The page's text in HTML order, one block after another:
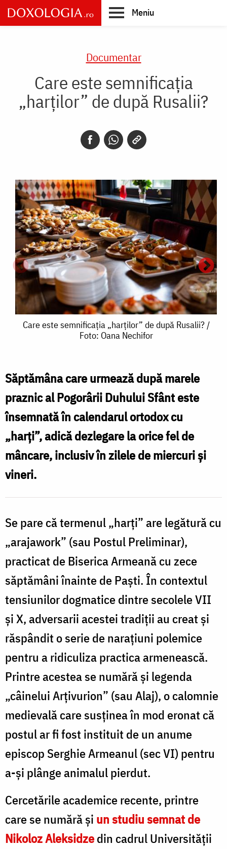
Skip
to
main
Meniu
Documentar
Care este semnificația
„harților” de după Rusalii?
Care
„harților”
de
după
Rusalii?
/
Oana
Nechifor
Care este semnificația „harților” de după Rusalii? /
Foto: Oana Nechifor
Săptămâna care urmează după marele
praznic al Pogorârii Duhului Sfânt este
însemnată în calendarul ortodox cu
„harți”, adică dezlegare la orice fel de
mâncare, inclusiv în zilele de miercuri și
vineri.
Se pare că termenul „harți” are legătură cu
„arajawork” (sau Postul Preliminar),
practicat de Biserica Armeană cu zece
săptămâni înainte de Paști. În contextul
tensiunilor dogmatice dintre secolele VII
și X, adversarii acestei tradiții au creat și
răspândit o serie de narațiuni polemice
pentru a ridiculiza practica armenească.
Printre acestea se numără și legenda
„câinelui Arțivurion” (sau Alaj), o calomnie
medievală care susținea în mod eronat că
postul ar fi fost instituit de un anume
episcop Serghie Armeanul (sec VI) pentru
a-și plânge animalul pierdut.
Cercetările academice recente, printre
care se numără și un studiu semnat de
Nikoloz Aleksidzedin cadrul Universității